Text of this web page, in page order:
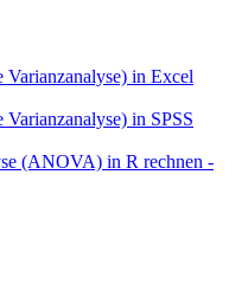
in Excel
in SPSS
(ANOVA) in R rechnen -